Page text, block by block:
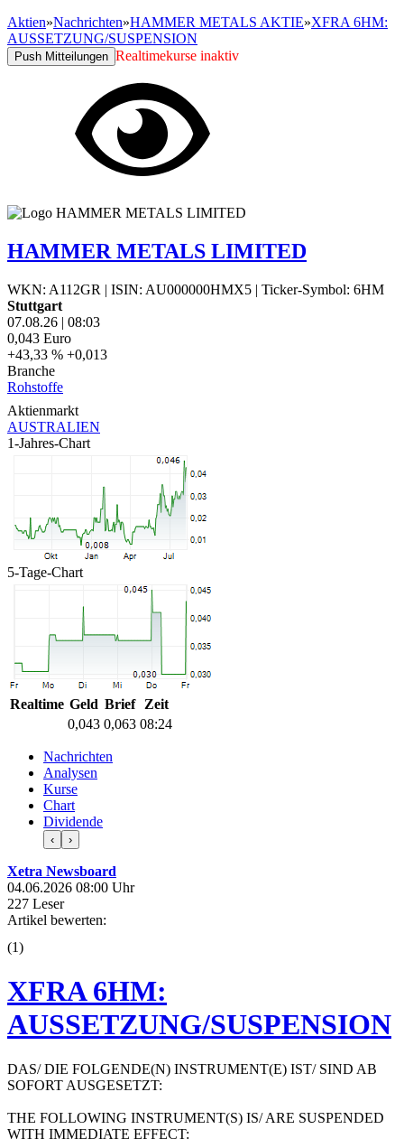
Aktien»Nachrichten»HAMMER METALS AKTIE»XFRA 6HM:
AUSSETZUNG/SUSPENSION
Push Mitteilungen Realtimekurse inaktiv
HAMMER METALS LIMITED
WKN: A112GR | ISIN: AU000000HMX5 | Ticker-Symbol: 6HM
Stuttgart
07.08.26 | 08:03
0,043 Euro
+43,33 % +0,013
Branche
Rohstoffe
Aktienmarkt
AUSTRALIEN
1-Jahres-Chart
5-Tage-Chart
Realtime Geld Brief
Zeit
0,043 0,063 08:24
Nachrichten
Analysen
Kurse
Chart
Dividende
‹ ›
Xetra Newsboard
04.06.2026 08:00 Uhr
227 Leser
Artikel bewerten:
(1)
XFRA 6HM:
AUSSETZUNG/SUSPENSION
DAS/ DIE FOLGENDE(N) INSTRUMENT(E) IST/ SIND AB
SOFORT AUSGESETZT:
THE FOLLOWING INSTRUMENT(S) IS/ ARE SUSPENDED
WITH IMMEDIATE EFFECT: